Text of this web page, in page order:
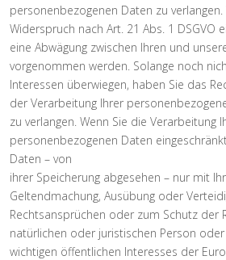
personenbezogenen Daten zu verlangen.
Widerspruch nach Art. 21 Abs. 1 DSGVO
eine Abwägung zwischen Ihren und
vorgenommen werden. Solange noch
Interessen überwiegen, haben Sie das
der Verarbeitung Ihrer
zu verlangen. Wenn Sie die Verarbeitung
personenbezogenen Daten
Daten – von
ihrer Speicherung abgesehen – nur mit
Geltendmachung, Ausübung oder
Rechtsansprüchen oder zum Schutz der
natürlichen oder juristischen Person
wichtigen öffentlichen Interesses der